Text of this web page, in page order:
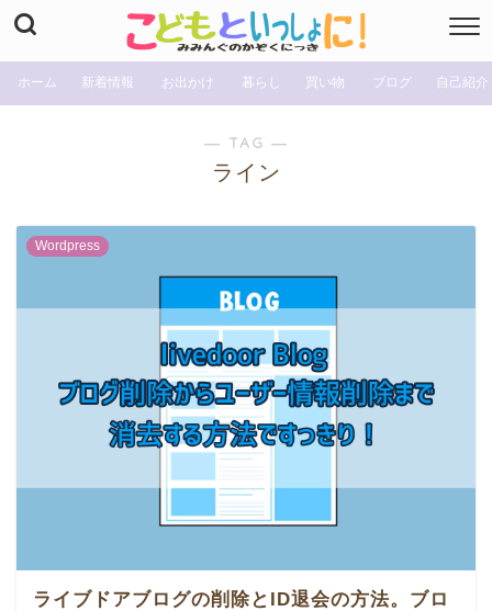
ホーム 新着情報 お出かけ 暮らし 買い物 ブログ 自己紹介
― TAG ―
ライン
Wordpress
ライブドアブログの削除とID退会の方法。ブロ